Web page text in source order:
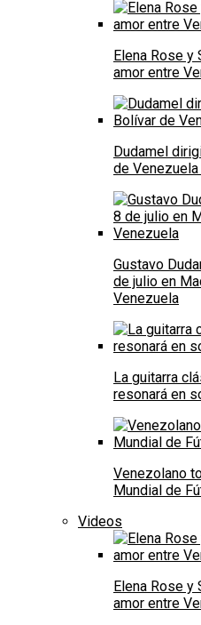
Elena Rose y
amor entre
Dudamel
de
Gustavo
de julio en
Venezuela
La guitarra
resonará en
Venezolano
Mundial de
Videos
Elena Rose y
amor entre